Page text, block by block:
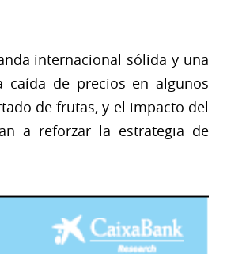
internacional sólida y una
caída de precios en algunos
de frutas, y el impacto del
a reforzar la estrategia de